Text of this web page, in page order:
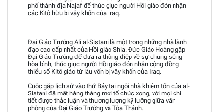
phố thánh địa Najaf để thúc giục người Hồi giáo đón nhận
các Kitô hữu bị vây khốn của Iraq.
Đại Giáo Trưởng Ali al-Sistani là một trong những nhà lãnh
đạo cao cấp nhất của Hồi giáo Shia. Đức Giáo Hoàng gặp
Đại Giáo Trưởng để đưa ra thông điệp về sự chung sống
hòa bình, thúc giục người Hồi giáo đón nhận cộng đồng
thiểu số Kitô giáo từ lâu vốn bị vây khốn của Iraq.
Cuộc gặp lịch sử vào thứ Bảy tại ngôi nhà khiêm tốn của al-
Sistani đã mất hàng tháng mới tổ chức xong, với mọi chi
tiết được thảo luận và thương lượng kỹ lưỡng giữa văn
phòng của Đại Giáo Trưởng và Tòa Thánh.